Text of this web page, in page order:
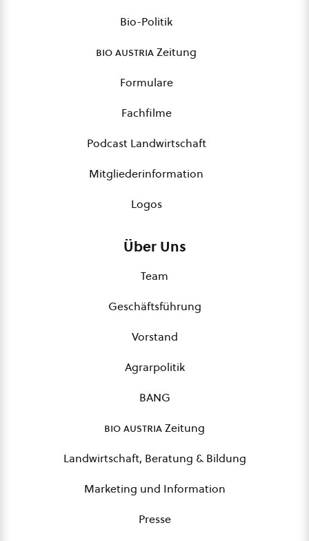
Bio-Politik
bio austriaZeitung
Formulare
Fachfilme
Podcast Landwirtschaft
Mitgliederinformation
Logos
Über Uns
Team
Geschäftsführung
Vorstand
Agrarpolitik
BANG
bio austriaZeitung
Landwirtschaft, Beratung & Bildung
Marketing und Information
Presse